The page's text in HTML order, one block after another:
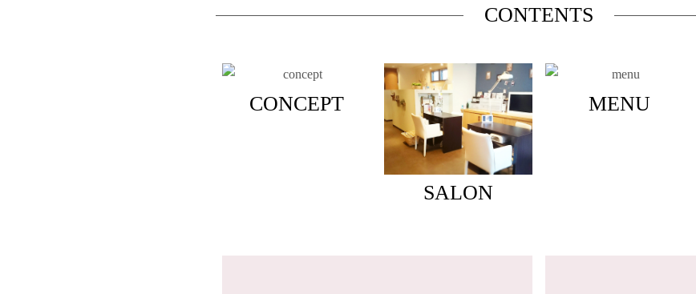
CONTENTS
CONCEPT
SALON
MENU